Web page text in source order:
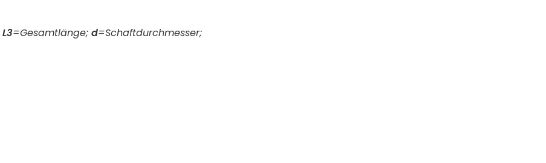
L3=Gesamtlänge; d=Schaftdurchmesser;